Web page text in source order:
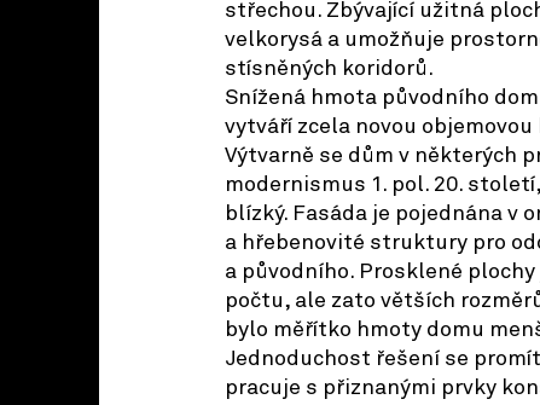
střechou. Zbývající užitná
velkorysá a umožňuje
stísněných koridorů.
Snížená hmota původního
vytváří zcela novou objemovou
Výtvarně se dům v některých
modernismus 1. pol. 20.
blízký. Fasáda je pojednána v
a hřebenovité struktury pro
a původního. Prosklené
počtu, ale zato větších
bylo měřítko hmoty domu
Jednoduchost řešení se
pracuje s přiznanými prvky